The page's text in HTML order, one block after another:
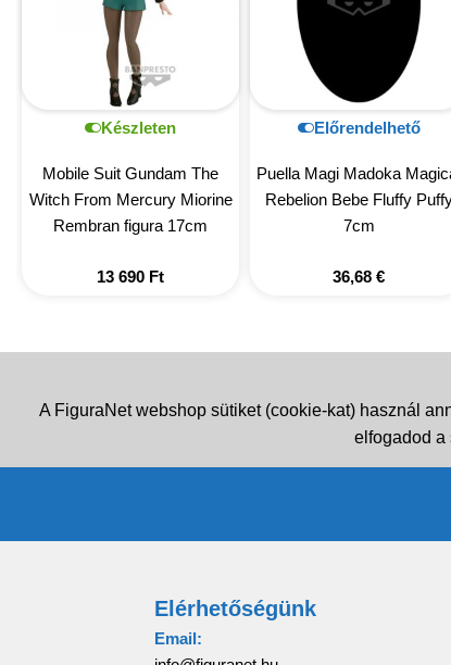
Készleten
Mobile Suit Gundam The
Witch From Mercury Miorine
Rembran figura 17cm
13 690 Ft
Előrendelhető
Puella Magi Madoka
Rebelion Bebe Fluffy
7cm
36,68 €
A FiguraNet webshop sütiket (cookie-kat) használ
elfogadod a
Elérhetőségünk
Email: